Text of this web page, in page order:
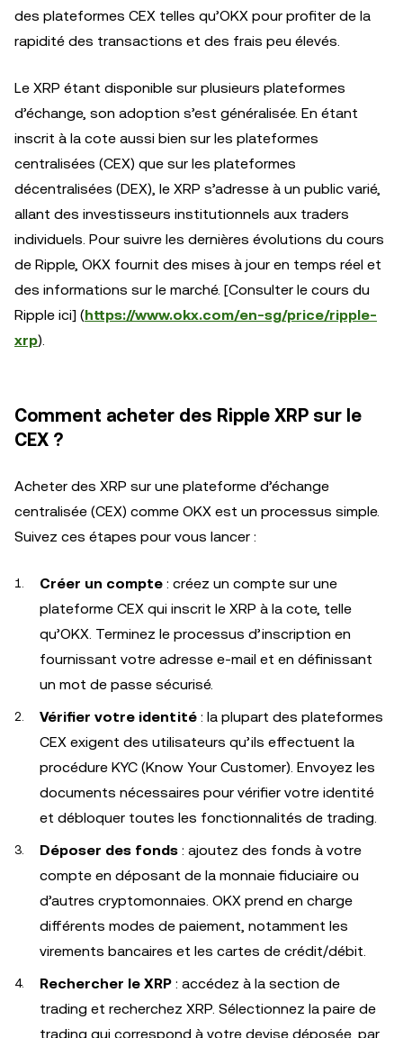
des plateformes CEX telles qu’OKX pour profiter de la
rapidité des transactions et des frais peu élevés.
Le XRP étant disponible sur plusieurs plateformes
d’échange, son adoption s’est généralisée. En étant
inscrit à la cote aussi bien sur les plateformes
centralisées (CEX) que sur les plateformes
décentralisées (DEX), le XRP s’adresse à un public varié,
allant des investisseurs institutionnels aux traders
individuels. Pour suivre les dernières évolutions du cours
de Ripple, OKX fournit des mises à jour en temps réel et
des informations sur le marché. [Consulter le cours du
Ripple ici] (https://www.okx.com/en-sg/price/ripple-
xrp).
Comment acheter des Ripple XRP sur le
CEX ?
Acheter des XRP sur une plateforme d’échange
centralisée (CEX) comme OKX est un processus simple.
Suivez ces étapes pour vous lancer :
Créer un compte : créez un compte sur une
plateforme CEX qui inscrit le XRP à la cote, telle
qu’OKX. Terminez le processus d’inscription en
fournissant votre adresse e-mail et en définissant
un mot de passe sécurisé.
Vérifier votre identité : la plupart des plateformes
CEX exigent des utilisateurs qu’ils effectuent la
procédure KYC (Know Your Customer). Envoyez les
documents nécessaires pour vérifier votre identité
et débloquer toutes les fonctionnalités de trading.
Déposer des fonds : ajoutez des fonds à votre
compte en déposant de la monnaie fiduciaire ou
d’autres cryptomonnaies. OKX prend en charge
différents modes de paiement, notamment les
virements bancaires et les cartes de crédit/débit.
Rechercher le XRP : accédez à la section de
trading et recherchez XRP. Sélectionnez la paire de
trading qui correspond à votre devise déposée, par